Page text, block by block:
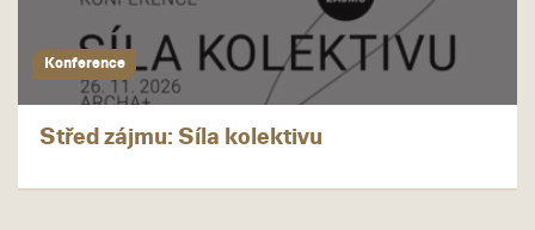
Konference
Střed zájmu: Síla kolektivu